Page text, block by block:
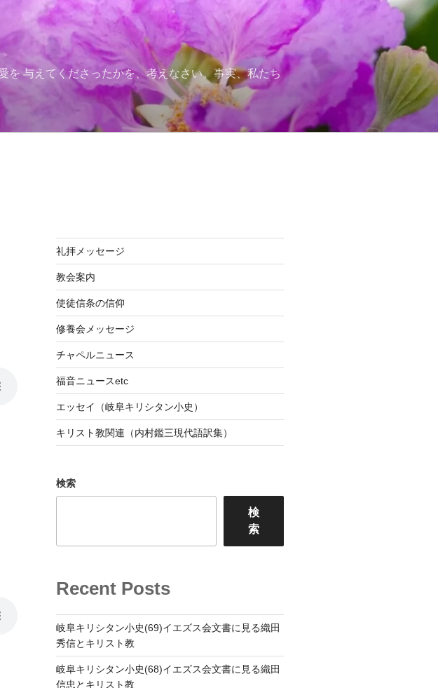
を 与えてくださったかを、考えなさい。事実、私たち
礼拝メッセージ
教会案内
使徒信条の信仰
修養会メッセージ
チャペルニュース
福音ニュースetc
エッセイ（岐阜キリシタン小史）
キリスト教関連（内村鑑三現代語訳集）
検索
検
索
Recent Posts
岐阜キリシタン小史(69)イエズス会文書に見る織田
秀信とキリスト教
岐阜キリシタン小史(68)イエズス会文書に見る織田
信忠とキリスト教